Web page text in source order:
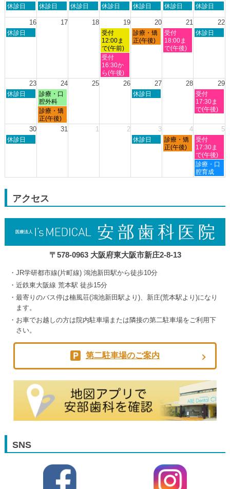
月
日
8
月
休診日
月
休診日
火
休診日
水
8
月
12th
2026
休診日
木
8
月
13th
休診日
金
8
月
14th
2026
休診日
土
8
月
休診日
16 17 18 19 20 21 22
日
2026
休診日
水
曜
日,
8
月
19th
2026
受付
12:00ま
で(午前)
木
曜
2026
診療・矯
正(午後)
金
曜
日,
2026
受付
18:00ま
で(午後)
土
2026
休診日
水
曜
日,
8
受付
16:30か
ら(午後)
23 24 25 26 27 28 29
日
月
2026
休診日
月
曜
日,
8
月
診療・口
腔外科
木
月
2026
休診日
土
曜
日,
月
2026
受付
17:30ま
で(午後)
月
曜
日,
診療・矯
正(午後)
30 31 1 2 3 4 5
日
30th
休診日
木
3rd
休診日
金
曜
4th
診療・矯
正(午後)
土
曜
日,
9
月
5th
受付
17:30ま
で(午後)
土
曜
日,
診療・口
腔育成
アクセス
〒578-0963 大阪府東大阪市新庄2-8-13
JR学研都市線(片町線) 鴻池新田駅から徒歩10分
近鉄東大阪線 荒本駅 徒歩15分
最寄りのバス停は楠風荘(鴻池新田駅より)、新庄(荒本駅より)になり
ます。
お車でお越しの方は院内駐車場または隣接の第二駐車場をご利用下
さい。
第二駐車場のご案内
SNS